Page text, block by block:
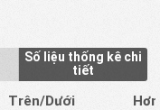
Số liệu thống kê chi
tiết
Trên/Dưới